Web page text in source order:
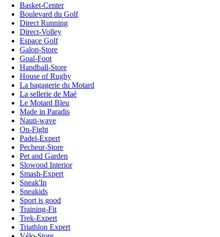
Basket-Center
Boulevard du Golf
Direct Running
Direct-Volley
Espace Golf
Galop-Store
Goal-Foot
Handball-Store
House of Rugby
La bagagerie du Motard
La sellerie de Maé
Le Motard Bleu
Made in Paradis
Nauti-wave
On-Fight
Padel-Expert
Pecheur-Store
Pet and Garden
Slowood Interior
Smash-Expert
Sneak'In
Sneakids
Sport is good
Training-Fit
Trek-Expert
Triathlon Expert